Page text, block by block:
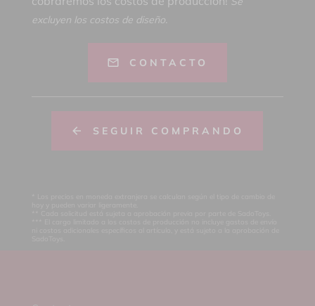
excluyen los costos de diseño.
CONTACTO
SEGUIR COMPRANDO